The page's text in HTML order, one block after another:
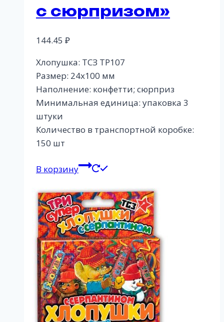
с сюрпризом»
144.45 ₽
Хлопушка: ТСЗ ТР107
Размер: 24х100 мм
Наполнение: конфетти; сюрприз
Минимальная единица: упаковка 3
штуки
Количество в транспортной коробке:
150 шт
В корзину